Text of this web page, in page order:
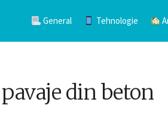
General Tehnologie
din beton